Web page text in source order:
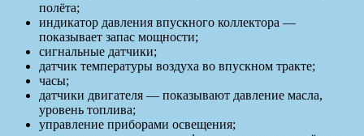
полёта;
индикатор давления впускного коллектора —
показывает запас мощности;
сигнальные датчики;
датчик температуры воздуха во впускном тракте;
часы;
датчики двигателя — показывают давление масла,
уровень топлива;
управление приборами освещения;